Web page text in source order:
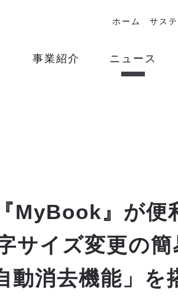
ホーム サス
事業紹介 ニュース
MyBook』が便
サイズ変更の
動消去機能」を